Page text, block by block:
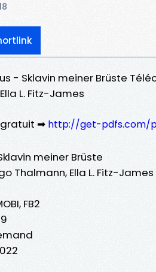
- Sklavin meiner Brüste
L. Fitz-James
gratuit ➡ http://get-pdfs.com/
meiner Brüste
Thalmann, Ella L. Fitz-James
FB2